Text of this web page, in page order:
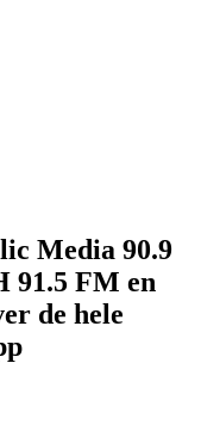
Media 90.9
91.5 FM en
de hele